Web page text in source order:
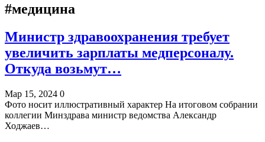
#медицина
Министр здравоохранения требует
увеличить зарплаты медперсоналу.
Откуда возьмут…
Мар 15, 2024 0
Фото носит иллюстративный характер На итоговом собрании
коллегии Минздрава министр ведомства Александр
Ходжаев…